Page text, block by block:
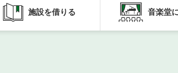
施設を借りる 音楽堂